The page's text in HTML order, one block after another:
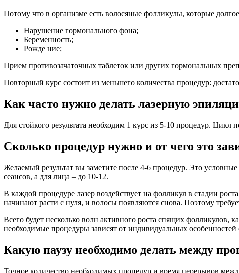
Потому что в организме есть волосяные фолликулы, которые
Нарушение гормонального фона;
Беременность;
Рожде ние;
Прием противозачаточных таблеток или других гормональных
Повторный курс состоит из меньшего количества процедур:
Как часто нужно делать лазерную
Для стойкого результата необходим 1 курс из 5-10 процедур. Цикл
Сколько процедур нужно и от чего это
Желаемый результат вы заметите после 4-6 процедур. Это
сеансов, а для лица – до 10-12.
В каждой процедуре лазер воздействует на фолликул в стадии
начинают расти с нуля, и волосы появляются снова. Поэтому
Всего будет несколько волн активного роста спящих фолликулов,
необходимые процедуры зависят от индивидуальных
Какую паузу необходимо делать между
Точное количество необходимых процедур и время перерывов